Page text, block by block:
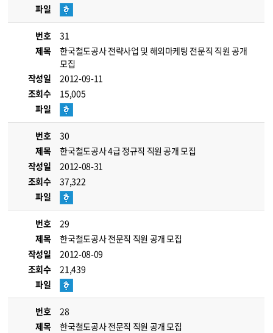
파일
번호
31
제목
한국철도공사 전략사업 및 해외마케팅 전문직 직원 공개
모집
작성일
2012-09-11
조회수
15,005
파일
번호
30
제목
한국철도공사 4급 정규직 직원 공개 모집
작성일
2012-08-31
조회수
37,322
파일
번호
29
제목
한국철도공사 전문직 직원 공개 모집
작성일
2012-08-09
조회수
21,439
파일
번호
28
제목
한국철도공사 전문직 직원 공개 모집